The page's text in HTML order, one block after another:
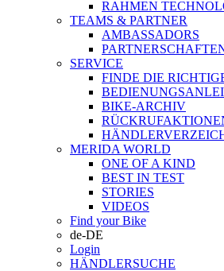
RAHMEN
TEAMS & PARTNER
AMBASSADORS
SERVICE
FINDE DIE
BIKE-ARCHIV
MERIDA WORLD
ONE OF A KIND
BEST IN TEST
STORIES
VIDEOS
Find your Bike
de-DE
Login
HÄNDLERSUCHE